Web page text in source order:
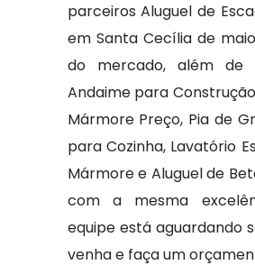
parceiros Aluguel de
em Santa Cecília de
do mercado, além de
Andaime para
Mármore Preço, Pia de
para Cozinha, Lavatório
Mármore e Aluguel de
com a mesma
equipe está aguardando
venha e faça um